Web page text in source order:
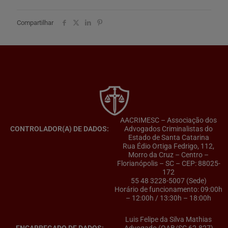
Compartilhar
CONTROLADOR(A) DE DADOS:
AACRIMESC – Associação dos
Advogados Criminalistas do
Estado de Santa Catarina
Rua Édio Ortiga Fedrigo, 112,
Morro da Cruz – Centro –
Florianópolis – SC – CEP: 88025-
172
55 48 3228-5007 (Sede)
Horário de funcionamento: 09:00h
– 12:00h / 13:30h – 18:00h
Luis Felipe da Silva Mathias